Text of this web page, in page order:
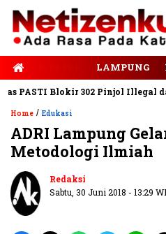
LAMPUNG
Blokir 302 Pinjol Illegal dan
Home / Edukasi
ADRI Lampung
Metodologi Ilmiah
Redaksi
Sabtu, 30 Juni 2018 - 13:29